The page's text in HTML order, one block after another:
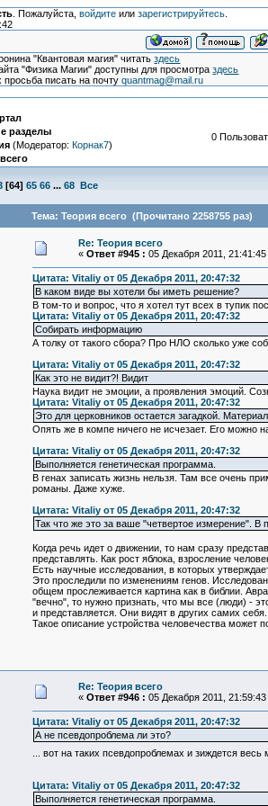
. Пожалуйста, войдитеили зарегистрируйтесь.
"Квантовая магия" читатьздесь
"Физика Магии" доступны для просмотраздесь
писать на почтуquantmag@mail.ru
разделы
(Модератор: Корнак7)
0
[64] 65 66 ... 68 Все
Тема: Теория всего (Прочитано 2258755 раз)
Re: Теория всего
« Ответ #945 : 05 Декабря 2011, 21:41:45
Цитата: Vitaliy от 05 Декабря 2011, 20:47:32
В каком виде вы хотели бы иметь решение?
В том-то и вопрос, что я хотел тут всех в тупик
Цитата: Vitaliy от 05 Декабря 2011, 20:47:32
Собирать информацию
А толку от такого сбора? Про НЛО сколько уже
Цитата: Vitaliy от 05 Декабря 2011, 20:47:32
Как это не видит?! Видит
Наука видит не эмоции, а проявления эмоций.
Цитата: Vitaliy от 05 Декабря 2011, 20:47:32
Это для церковников остается загадкой.
Опять же в компе ничего не исчезает. Его можно
Цитата: Vitaliy от 05 Декабря 2011, 20:47:32
Выполняется генетическая программа.
В генах записать жизнь нельзя. Там все очень
романы. Даже хуже.
Цитата: Vitaliy от 05 Декабря 2011, 20:47:32
Так что же это за ваше "четвертое измерение". В
Когда речь идет о движении, то нам сразу
представлять. Как рост яблока, взросление
Есть научные исследования, в которых
Это проследили по изменениям генов.
общем прослеживается картина как в библии.
"вечно", то нужно признать, что мы все (люди) -
и представляется. Они видят в других самих себя.
Такое описание устройства человечества
Re: Теория всего
« Ответ #946 : 05 Декабря 2011, 21:59:43
Цитата: Vitaliy от 05 Декабря 2011, 20:47:32
А не псевдопроблема ли это?
... вот на таких псевдопроблемах и зиждется
Цитата: Vitaliy от 05 Декабря 2011, 20:47:32
Выполняется генетическая программа.